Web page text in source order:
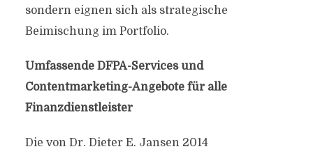
sondern eignen sich als strategische
Beimischung im Portfolio.
Umfassende DFPA-Services und
Contentmarketing-Angebote für alle
Finanzdienstleister
Die von Dr. Dieter E. Jansen 2014